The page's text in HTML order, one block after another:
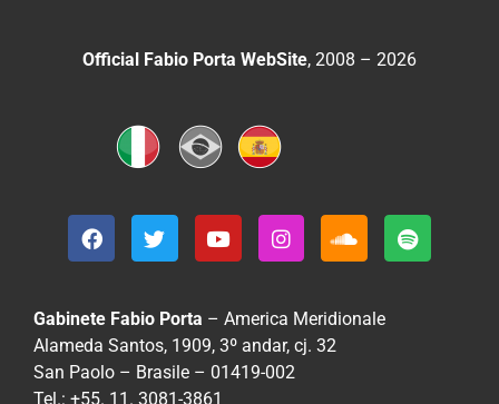
Official Fabio Porta WebSite, 2008 – 2026
Gabinete Fabio Porta – America Meridionale
Alameda Santos, 1909, 3º andar, cj. 32
San Paolo – Brasile – 01419-002
Tel.: +55. 11. 3081-3861